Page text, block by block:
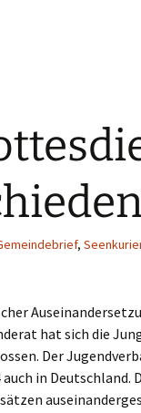
,
hat sich die
Der
in Deutschland.